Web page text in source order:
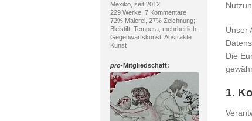
Mexiko, seit 2012
229 Werke, 7 Kommentare
72% Malerei, 27% Zeichnung;
Bleistift, Tempera; mehrheitlich:
Gegenwartskunst, Abstrakte
Kunst
pro-Mitgliedschaft:
Unser
Die
1.